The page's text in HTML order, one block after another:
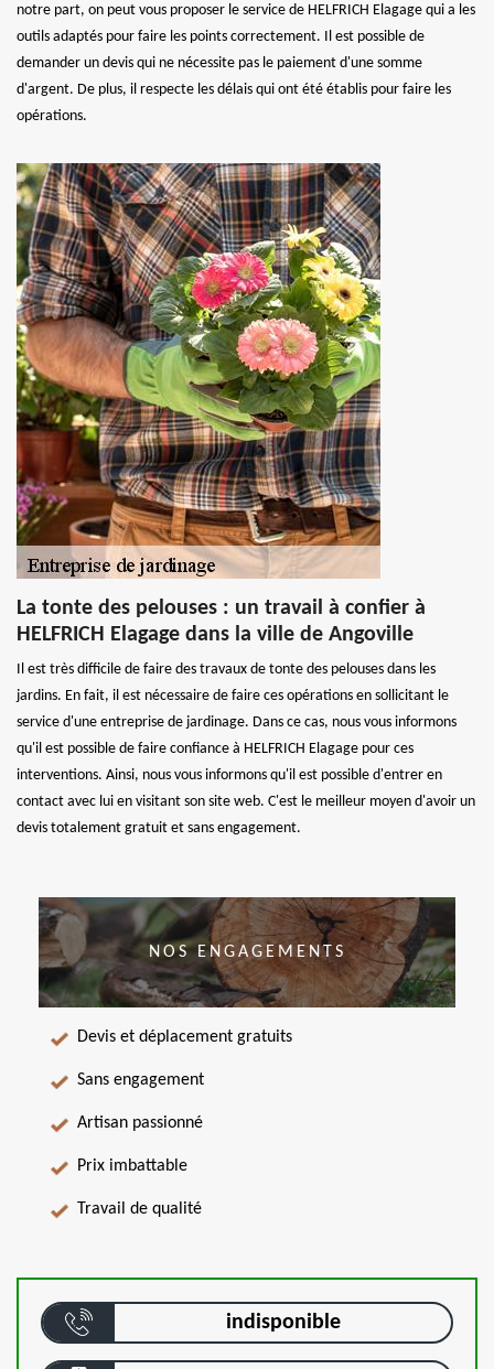
notre part, on peut vous proposer le service de HELFRICH Elagage qui a les
outils adaptés pour faire les points correctement. Il est possible de
demander un devis qui ne nécessite pas le paiement d'une somme
d'argent. De plus, il respecte les délais qui ont été établis pour faire les
opérations.
La tonte des pelouses : un travail à confier à
HELFRICH Elagage dans la ville de Angoville
Il est très difficile de faire des travaux de tonte des pelouses dans les
jardins. En fait, il est nécessaire de faire ces opérations en sollicitant le
service d'une entreprise de jardinage. Dans ce cas, nous vous informons
qu'il est possible de faire confiance à HELFRICH Elagage pour ces
interventions. Ainsi, nous vous informons qu'il est possible d'entrer en
contact avec lui en visitant son site web. C'est le meilleur moyen d'avoir un
devis totalement gratuit et sans engagement.
NOS ENGAGEMENTS
Devis et déplacement gratuits
Sans engagement
Artisan passionné
Prix imbattable
Travail de qualité
indisponible